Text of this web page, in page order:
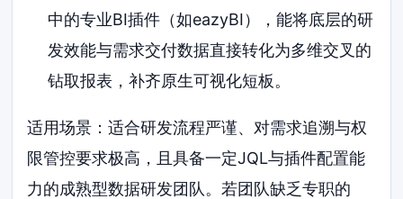
中的专业BI插件（如eazyBI），能将底层的研
发效能与需求交付数据直接转化为多维交叉的
钻取报表，补齐原生可视化短板。
适用场景：适合研发流程严谨、对需求追溯与权
限管控要求极高，且具备一定JQL与插件配置能
力的成熟型数据研发团队。若团队缺乏专职的